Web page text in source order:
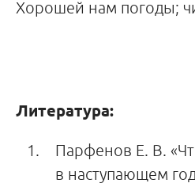
Хорошей нам погоды;
Литература:
Парфенов Е. В.
в наступающем